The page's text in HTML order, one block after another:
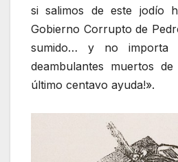
si salimos de este jodío
Gobierno Corrupto de
sumido… y no importa
deambulantes muertos
último centavo ayuda!».